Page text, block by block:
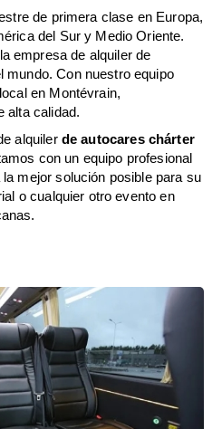
de primera clase en Europa,
del Sur y Medio Oriente.
empresa de alquiler de
mundo. Con nuestro equipo
en Montévrain,
alta calidad.
alquiler de autocares chárter
con un equipo profesional
mejor solución posible para su
o cualquier otro evento en